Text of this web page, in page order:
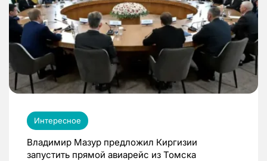
Интересное
Владимир Мазур предложил Киргизии
запустить прямой авиарейс из Томска